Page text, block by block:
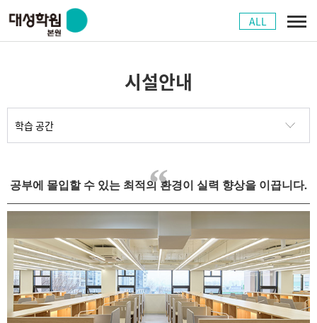
ALL
시설안내
공부에 몰입할 수 있는 최적의 환경이 실력 향상을 이끕니다.